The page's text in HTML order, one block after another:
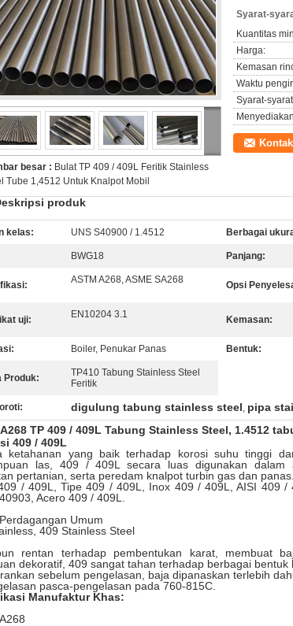
besar : Bulat TP 409 / 409L Feritik Stainless
Tube 1,4512 Untuk Knalpot Mobil
Syarat-
Kuantitas
Harga:
Kemasan
Waktu
Syarat-
Kontak
produk
kelas: UNS S40900 / 1.4512 Berbagai
BWG18 Panjang:
ASTM A268, ASME SA268 Opsi
uji: EN10204 3.1 Kemasan:
Boiler, Penukar Panas Bentuk:
Produk:
TP410 Tabung Stainless Steel
Feritik
digulung tabung stainless steel, pipa
TP 409 / 409L Tabung Stainless Steel, 1.4512
409 / 409L
ketahanan yang baik terhadap korosi suhu tinggi
las, 409 / 409L secara luas digunakan dalam
pertanian, serta peredam knalpot turbin gas dan panas.
/ 409L, Tipe 409 / 409L, Inox 409 / 409L, AISI 409 /
Acero 409 / 409L.
Umum
409 Stainless Steel
rentan terhadap pembentukan karat, membuat
dekoratif, 409 sangat tahan terhadap berbagai bentuk
sebelum pengelasan, baja dipanaskan terlebih
pasca-pengelasan pada 760-815C.
Manufaktur Khas: